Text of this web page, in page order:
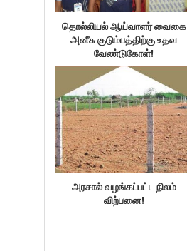
தொல்லியல் ஆய்வாளர் வைகை
அனீசு குடும்பத்திற்கு உதவ
வேண்டுகோள்!
அரசால் வழங்கப்பட்ட நிலம்
விற்பனை!